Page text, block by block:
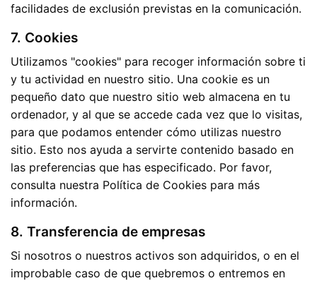
facilidades de exclusión previstas en la comunicación.
7. Cookies
Utilizamos "cookies" para recoger información sobre ti
y tu actividad en nuestro sitio. Una cookie es un
pequeño dato que nuestro sitio web almacena en tu
ordenador, y al que se accede cada vez que lo visitas,
para que podamos entender cómo utilizas nuestro
sitio. Esto nos ayuda a servirte contenido basado en
las preferencias que has especificado. Por favor,
consulta nuestra Política de Cookies para más
información.
8. Transferencia de empresas
Si nosotros o nuestros activos son adquiridos, o en el
improbable caso de que quebremos o entremos en